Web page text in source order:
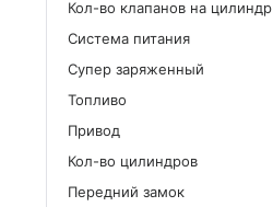
Кол-во клапанов на цилиндр
Система питания
Cупер заряженный
Топливо
Привод
Кол-во цилиндров
Передний замок